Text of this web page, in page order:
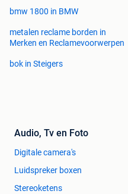
bmw 1800 in BMW
metalen reclame borden in
Merken en Reclamevoorwerpen
bok in Steigers
Audio, Tv en Foto
Digitale camera's
Luidspreker boxen
Stereoketens